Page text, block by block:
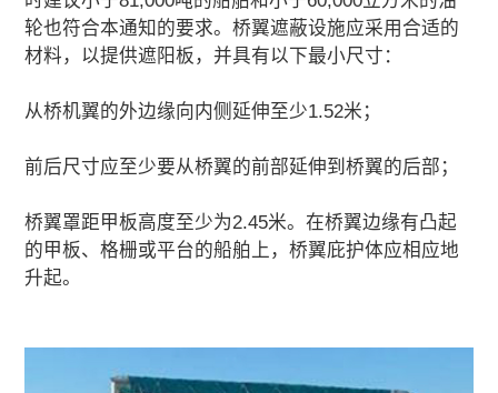
轮也符合本通知的要求。桥翼遮蔽设施应采用合适的
材料，以提供遮阳板，并具有以下最小尺寸：
从桥机翼的外边缘向内侧延伸至少1.52米；
前后尺寸应至少要从桥翼的前部延伸到桥翼的后部；
桥翼罩距甲板高度至少为2.45米。在桥翼边缘有凸起
的甲板、格栅或平台的船舶上，桥翼庇护体应相应地
升起。